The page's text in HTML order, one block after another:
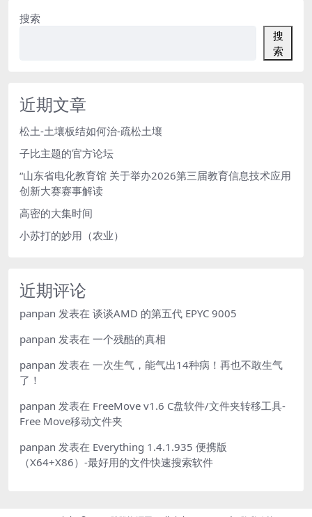
搜索
搜
索
近期文章
松土-土壤板结如何治-疏松土壤
子比主题的官方论坛
“山东省电化教育馆 关于举办2026第三届教育信息技术应用
创新大赛赛事解读
高密的大集时间
小苏打的妙用（农业）
近期评论
panpan 发表在 谈谈AMD 的第五代 EPYC 9005
panpan 发表在 一个残酷的真相
panpan 发表在 一次生气，能气出14种病！再也不敢生气
了！
panpan 发表在 FreeMove v1.6 C盘软件/文件夹转移工具-
Free Move移动文件夹
panpan 发表在 Everything 1.4.1.935 便携版
（X64+X86）-最好用的文件快速搜索软件